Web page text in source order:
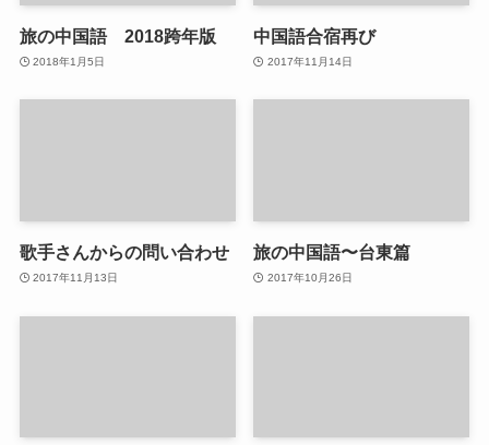
旅の中国語 2018跨年版
2018年1月5日
中国語合宿再び
2017年11月14日
歌手さんからの問い合わせ
2017年11月13日
旅の中国語〜台東篇
2017年10月26日